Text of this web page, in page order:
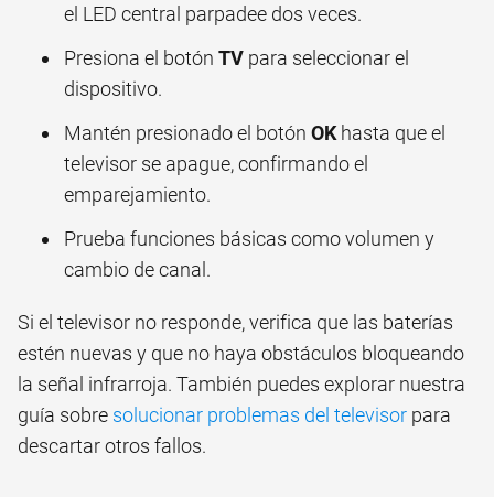
el LED central parpadee dos veces.
Presiona el botón TV para seleccionar el
dispositivo.
Mantén presionado el botón OKhasta que el
televisor se apague, confirmando el
emparejamiento.
Prueba funciones básicas como volumen y
cambio de canal.
Si el televisor no responde, verifica que las baterías
estén nuevas y que no haya obstáculos bloqueando
la señal infrarroja. También puedes explorar nuestra
guía sobre solucionar problemas del televisor para
descartar otros fallos.